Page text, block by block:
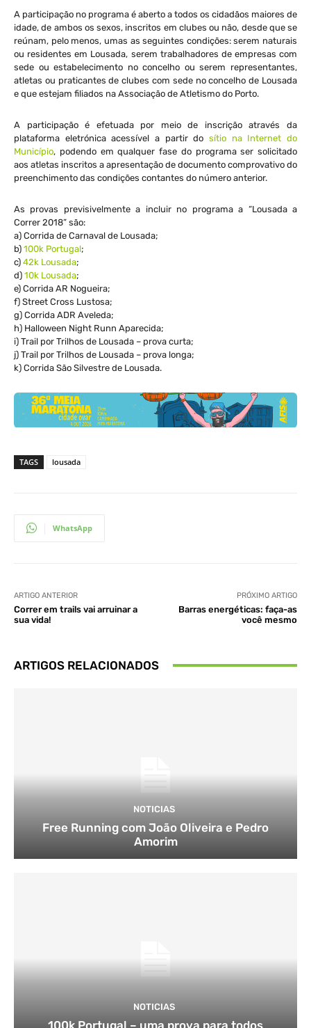
A participação no programa é aberto a todos os cidadãos maiores de
idade, de ambos os sexos, inscritos em clubes ou não, desde que se
reúnam, pelo menos, umas as seguintes condições: serem naturais
ou residentes em Lousada, serem trabalhadores de empresas com
sede ou estabelecimento no concelho ou serem representantes,
atletas ou praticantes de clubes com sede no concelho de Lousada
e que estejam filiados na Associação de Atletismo do Porto.
A participação é efetuada por meio de inscrição através da
plataforma eletrónica acessível a partir do sítio na Internet do
Município, podendo em qualquer fase do programa ser solicitado
aos atletas inscritos a apresentação de documento comprovativo do
preenchimento das condições contantes do número anterior.
As provas previsivelmente a incluir no programa a “Lousada a
Correr 2018” são:
a) Corrida de Carnaval de Lousada;
b) 100k Portugal;
c) 42k Lousada;
d) 10k Lousada;
e) Corrida AR Nogueira;
f) Street Cross Lustosa;
g) Corrida ADR Aveleda;
h) Halloween Night Runn Aparecida;
i) Trail por Trilhos de Lousada – prova curta;
j) Trail por Trilhos de Lousada – prova longa;
k) Corrida São Silvestre de Lousada.
TAGS lousada
WhatsApp
ARTIGO ANTERIOR
Correr em trails vai arruinar a
sua vida!
PRÓXIMO ARTIGO
Barras energéticas: faça-as
você mesmo
ARTIGOS RELACIONADOS
NOTICIAS
Free Running com João Oliveira e Pedro
Amorim
NOTICIAS